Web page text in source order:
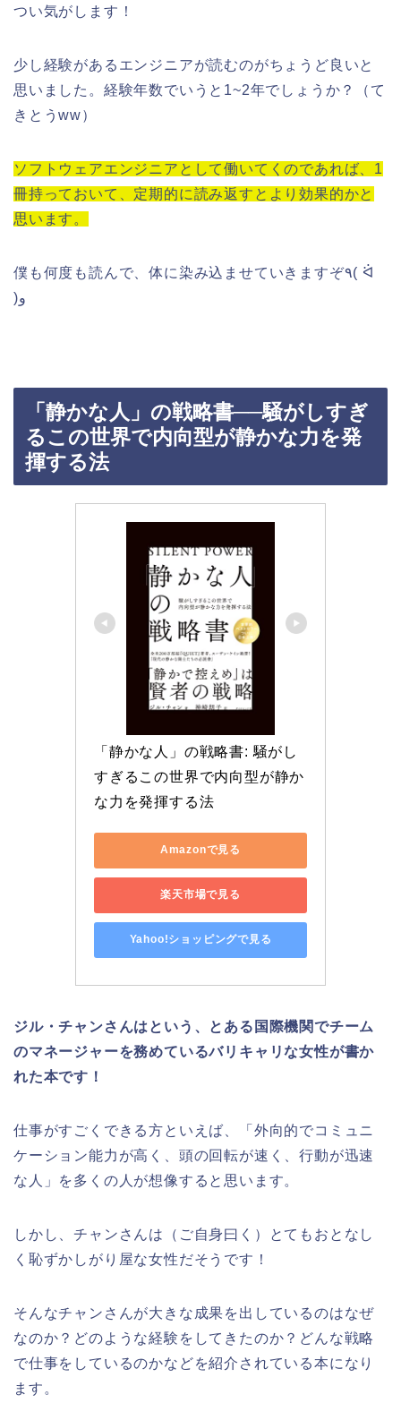
つい気がします！
少し経験があるエンジニアが読むのがちょうど良いと
思いました。経験年数でいうと1~2年でしょうか？（て
きとうww）
ソフトウェアエンジニアとして働いてくのであれば、1
冊持っておいて、定期的に読み返すとより効果的かと
思います。
僕も何度も読んで、体に染み込ませていきますぞ٩( ᐛ
)و
「静かな人」の戦略書──騒がしすぎ
るこの世界で内向型が静かな力を発
揮する法
「静かな人」の戦略書: 騒がし
すぎるこの世界で内向型が静か
な力を発揮する法
Amazonで見る
楽天市場で見る
Yahoo!ショッピングで見る
ジル・チャンさんはという、とある国際機関でチーム
のマネージャーを務めているバリキャリな女性が書か
れた本です！
仕事がすごくできる方といえば、「外向的でコミュニ
ケーション能力が高く、頭の回転が速く、行動が迅速
な人」を多くの人が想像すると思います。
しかし、チャンさんは（ご自身曰く）とてもおとなし
く恥ずかしがり屋な女性だそうです！
そんなチャンさんが大きな成果を出しているのはなぜ
なのか？どのような経験をしてきたのか？どんな戦略
で仕事をしているのかなどを紹介されている本になり
ます。